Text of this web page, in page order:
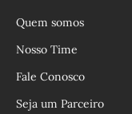
Quem somos
Nosso Time
Fale Conosco
Seja um Parceiro